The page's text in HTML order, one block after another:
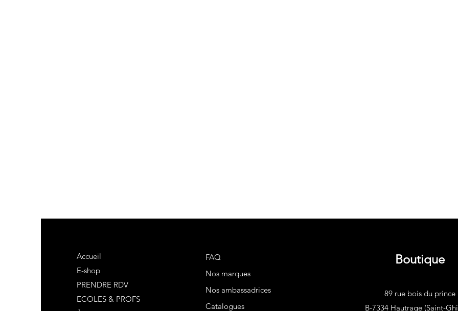
Accueil
E-shop
PRENDRE RDV
ECOLES & PROFS
FAQ
Nos marques
Nos ambassadrices
Catalogues
Boutique
89 rue bois du prince
B-7334 Hautrage (Saint-